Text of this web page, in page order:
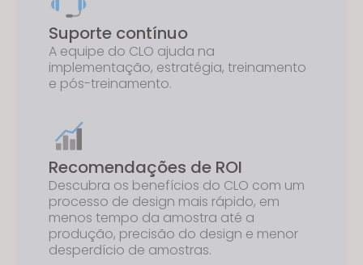
Suporte contínuo
A equipe do CLO ajuda na
implementação, estratégia, treinamento
e pós-treinamento.
Recomendações de ROI
Descubra os benefícios do CLO com um
processo de design mais rápido, em
menos tempo da amostra até a
produção, precisão do design e menor
desperdício de amostras.